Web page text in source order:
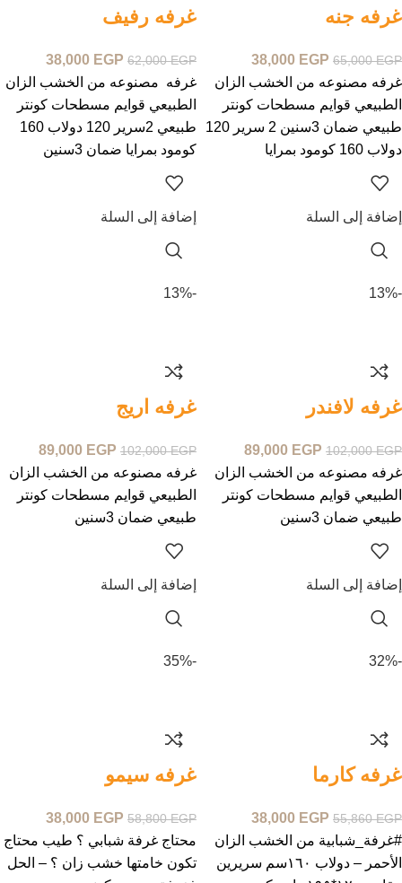
غرفه جنه
65,000EGP
38,000 EGP
غرفه مصنوعه من الخشب الزان
الطبيعي قوايم مسطحات كونتر
طبيعي ضمان 3سنين 2 سرير 120
دولاب 160 كومود بمرايا
إضافة إلى السلة
غرفه رفيف
62,000EGP
38,000 EGP
غرفه مصنوعه من الخشب الزان
الطبيعي قوايم مسطحات كونتر
طبيعي 2سرير 120 دولاب 160
كومود بمرايا ضمان 3سنين
إضافة إلى السلة
-13%
غرفه لافندر
102,000EGP
89,000 EGP
غرفه مصنوعه من الخشب الزان
الطبيعي قوايم مسطحات كونتر
طبيعي ضمان 3سنين
إضافة إلى السلة
-13%
غرفه اريج
102,000EGP
89,000 EGP
غرفه مصنوعه من الخشب الزان
الطبيعي قوايم مسطحات كونتر
طبيعي ضمان 3سنين
إضافة إلى السلة
-32%
غرفه كارما
55,860EGP
38,000 EGP
#غرفة_شبابية من الخشب الزان
الأحمر – دولاب ١٦٠سم سريرين
-35%
غرفه سيمو
58,800EGP
38,000 EGP
محتاج غرفة شبابي ؟ طيب محتاج
تكون خامتها خشب زان ؟ – الحل